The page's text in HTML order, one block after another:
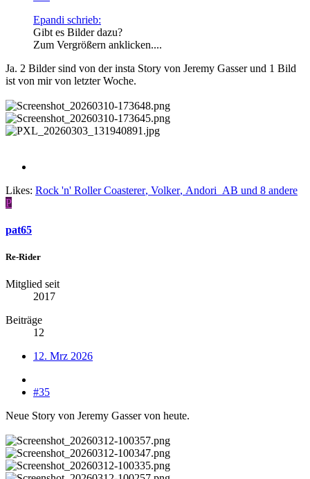
Epandi schrieb:
Gibt es Bilder dazu?
Zum Vergrößern anklicken....
Ja. 2 Bilder sind von der insta Story von Jeremy Gasser und 1 Bild
ist von mir von letzter Woche.
Likes: Rock 'n' Roller Coasterer, Volker, Andori_AB und 8 andere
P
pat65
Re-Rider
Mitglied seit
2017
Beiträge
12
12. Mrz 2026
#35
Neue Story von Jeremy Gasser von heute.